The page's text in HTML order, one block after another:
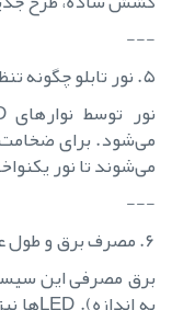
---
۵. نور تابلو چگونه تنظیم و نصب می‌شود؟
می‌شوند تا نور
---
۶. مصرف برق و طول عمر LED چقدر است؟